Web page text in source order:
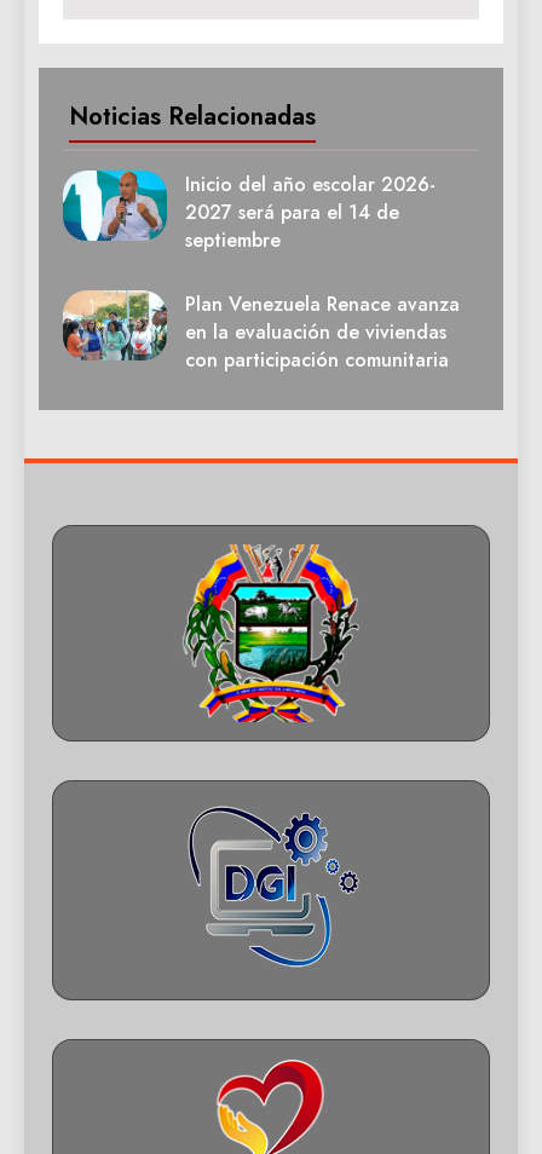
Noticias Relacionadas
Inicio del año escolar 2026-
2027 será para el 14 de
septiembre
Plan Venezuela Renace avanza
en la evaluación de viviendas
con participación comunitaria